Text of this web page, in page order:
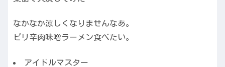
なかなか涼しくなりませんなあ。
ピリ辛肉味噌ラーメン食べたい。
アイドルマスター